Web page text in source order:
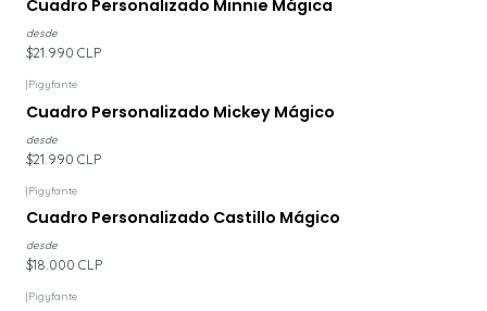
Cuadro Personalizado Minnie Mágica
desde
$21.990 CLP
|Pigyfante
Cuadro Personalizado Mickey Mágico
desde
$21.990 CLP
|Pigyfante
Cuadro Personalizado Castillo Mágico
desde
$18.000 CLP
|Pigyfante